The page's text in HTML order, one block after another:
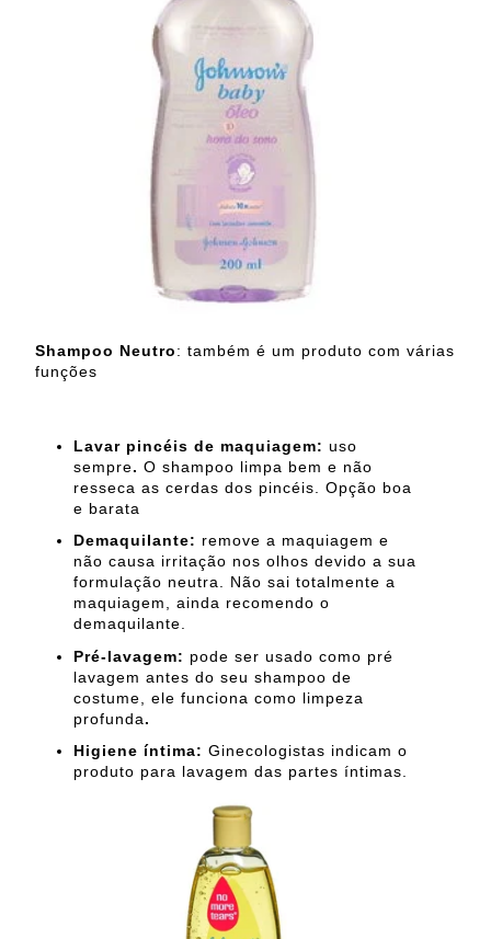
Shampoo Neutro: também é um produto com várias
funções
Lavar pincéis de maquiagem: uso
sempre. O shampoo limpa bem e não
resseca as cerdas dos pincéis. Opção boa
e barata
Demaquilante: remove a maquiagem e
não causa irritação nos olhos devido a sua
formulação neutra. Não sai totalmente a
maquiagem, ainda recomendo o
demaquilante.
Pré-lavagem: pode ser usado como pré
lavagem antes do seu shampoo de
costume, ele funciona como limpeza
profunda.
Higiene íntima: Ginecologistas indicam o
produto para lavagem das partes íntimas.